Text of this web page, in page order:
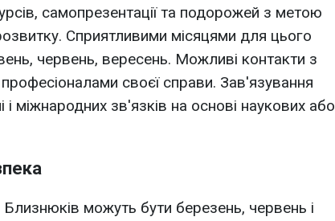
самопрезентації та подорожей з метою
Сприятливими місяцями для цього
червень, вересень. Можливі контакти з
своєї справи. Зав'язування
і міжнародних зв'язків на основі наукових або
можуть бути березень, червень і